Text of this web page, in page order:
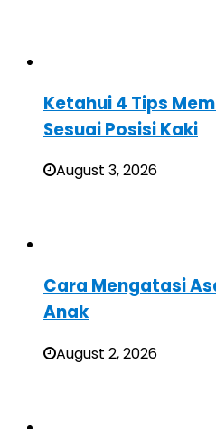
Ketahui 4 Tips
Sesuai Posisi Kaki
August 3, 2026
Cara Mengatasi
Anak
August 2, 2026